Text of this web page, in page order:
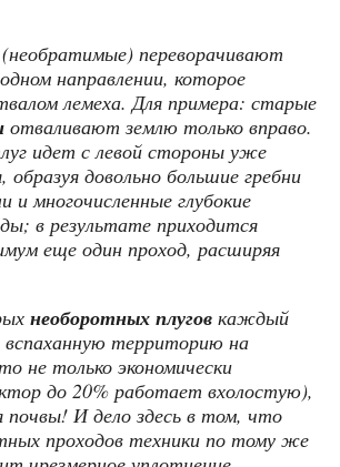
переворачивают
направлении, которое
лемеха. Для примера: старые
отваливают землю только вправо.
идет с левой стороны уже
образуя довольно большие гребни
и многочисленные глубокие
в результате приходится
еще один проход, расширяя
необоротных плуговкаждый
территорию на
не только экономически
до 20% работает вхолостую),
почвы! И дело здесь в том, что
проходов техники по тому же